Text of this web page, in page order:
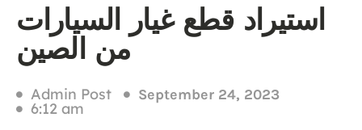
استيراد قطع غيار السيارات
من الصين
Admin Post September 24, 2023
6:12 am